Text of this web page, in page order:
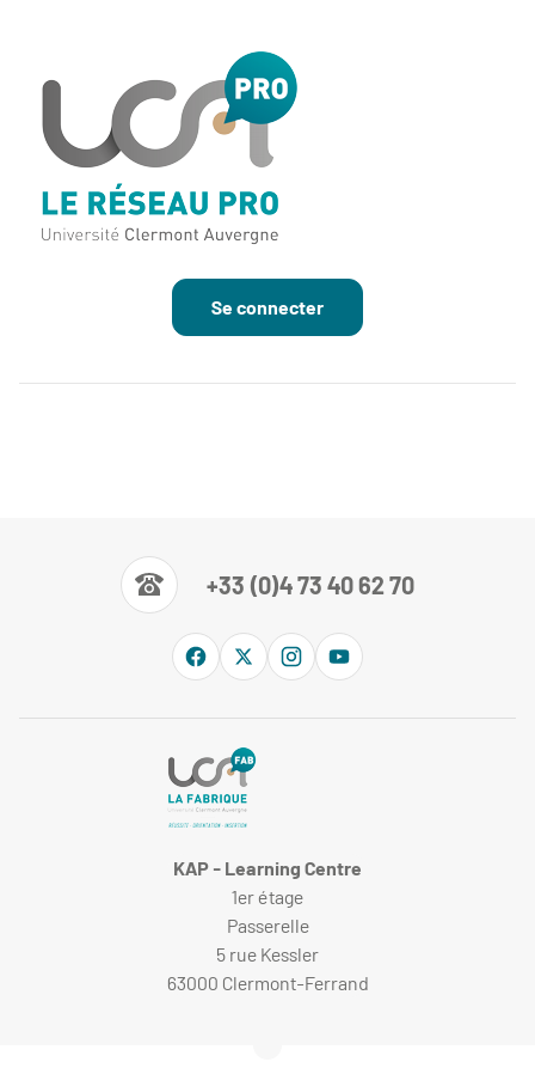
Se connecter
+33 (0)4 73 40 62 70
KAP - Learning Centre
1er étage
Passerelle
5 rue Kessler
63000 Clermont-Ferrand